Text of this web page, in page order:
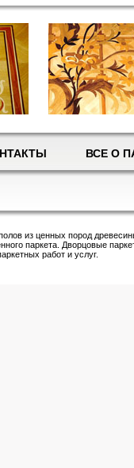
ВСЕ О
из ценных пород
паркета. Дворцовые
работ и услуг.